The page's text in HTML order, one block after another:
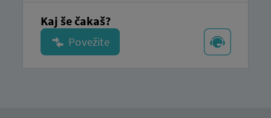
Kaj še čakaš?